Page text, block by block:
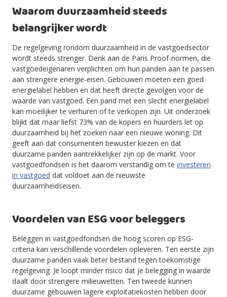
Waarom duurzaamheid steeds
belangrijker wordt
De regelgeving rondom duurzaamheid in de vastgoedsector
wordt steeds strenger. Denk aan de Paris Proof-normen, die
vastgoedeigenaren verplichten om hun panden aan te passen
aan strengere energie-eisen. Gebouwen moeten een goed
energielabel hebben en dat heeft directe gevolgen voor de
waarde van vastgoed. Een pand met een slecht energielabel
kan moeilijker te verhuren of te verkopen zijn. Uit onderzoek
blijkt dat maar liefst 73% van de kopers en huurders let op
duurzaamheid bij het zoeken naar een nieuwe woning. Dit
geeft aan dat consumenten bewuster kiezen en dat
duurzame panden aantrekkelijker zijn op de markt. Voor
vastgoedfondsen is het daarom verstandig om te investeren
in vastgoed dat voldoet aan de nieuwste
duurzaamheidseisen.
Voordelen van ESG voor beleggers
Beleggen in vastgoedfondsen die hoog scoren op ESG-
criteria kan verschillende voordelen opleveren. Ten eerste zijn
duurzame panden vaak beter bestand tegen toekomstige
regelgeving. Je loopt minder risico dat je belegging in waarde
daalt door strengere milieuwetten. Ten tweede kunnen
duurzame gebouwen lagere exploitatiekosten hebben door